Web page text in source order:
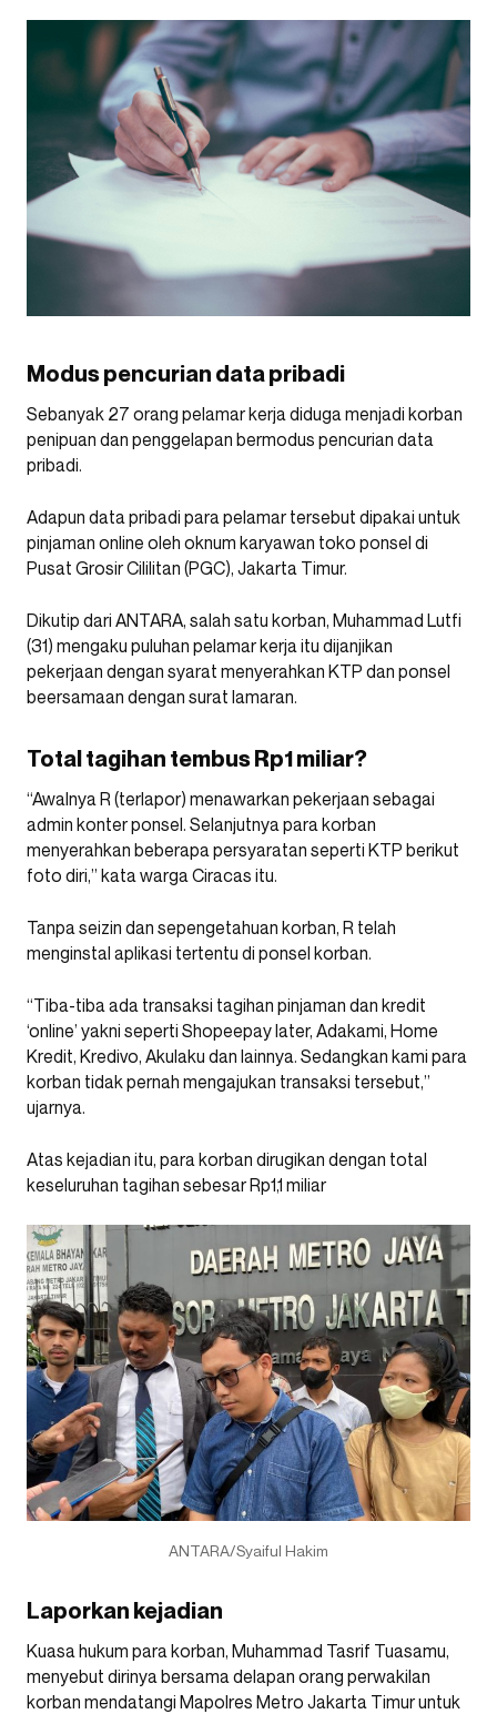
Modus pencurian data pribadi
Sebanyak 27 orang pelamar kerja diduga menjadi korban
penipuan dan penggelapan bermodus pencurian data
pribadi.
Adapun data pribadi para pelamar tersebut dipakai untuk
pinjaman online oleh oknum karyawan toko ponsel di
Pusat Grosir Cililitan (PGC), Jakarta Timur.
Dikutip dari ANTARA, salah satu korban, Muhammad Lutfi
(31) mengaku puluhan pelamar kerja itu dijanjikan
pekerjaan dengan syarat menyerahkan KTP dan ponsel
beersamaan dengan surat lamaran.
Total tagihan tembus Rp1 miliar?
“Awalnya R (terlapor) menawarkan pekerjaan sebagai
admin konter ponsel. Selanjutnya para korban
menyerahkan beberapa persyaratan seperti KTP berikut
foto diri,” kata warga Ciracas itu.
Tanpa seizin dan sepengetahuan korban, R telah
menginstal aplikasi tertentu di ponsel korban.
“Tiba-tiba ada transaksi tagihan pinjaman dan kredit
‘online’ yakni seperti Shopeepay later, Adakami, Home
Kredit, Kredivo, Akulaku dan lainnya. Sedangkan kami para
korban tidak pernah mengajukan transaksi tersebut,”
ujarnya.
Atas kejadian itu, para korban dirugikan dengan total
keseluruhan tagihan sebesar Rp1,1 miliar
ANTARA/Syaiful Hakim
Laporkan kejadian
Kuasa hukum para korban, Muhammad Tasrif Tuasamu,
menyebut dirinya bersama delapan orang perwakilan
korban mendatangi Mapolres Metro Jakarta Timur untuk